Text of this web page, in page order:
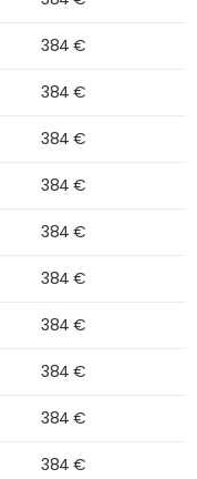
384 €
384 €
384 €
384 €
384 €
384 €
384 €
384 €
384 €
384 €